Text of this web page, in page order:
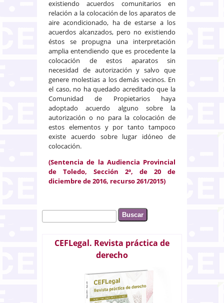
existiendo acuerdos comunitarios en
relación a la colocación de los aparatos de
aire acondicionado, ha de estarse a los
acuerdos alcanzados, pero no existiendo
éstos se propugna una interpretación
amplia entendiendo que es procedente la
colocación de estos aparatos sin
necesidad de autorización y salvo que
genere molestias a los demás vecinos. En
el caso, no ha quedado acreditado que la
Comunidad de Propietarios haya
adoptado acuerdo alguno sobre la
autorización o no para la colocación de
estos elementos y por tanto tampoco
existe acuerdo sobre lugar idóneo de
colocación.
(Sentencia de la Audiencia Provincial
de Toledo, Sección 2ª, de 20 de
diciembre de 2016, recurso 261/2015)
Formulario de búsqueda
Buscar
CEFLegal. Revista práctica de
derecho